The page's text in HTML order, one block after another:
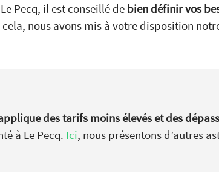
Pecq, il est conseillé de bien définir vos
nous avons mis à votre disposition
des tarifs moins élevés et des
à Le Pecq. Ici, nous présentons d’autres